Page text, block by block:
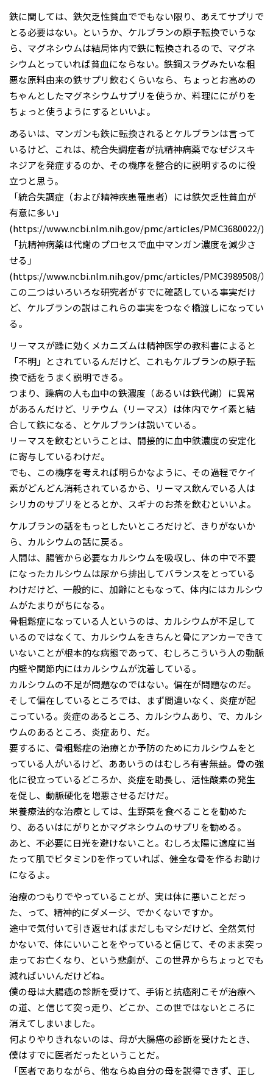
鉄に関しては、鉄欠乏性貧血ででもない限り、あえてサプリで
とる必要はない。というか、ケルブランの原子転換でいうな
ら、マグネシウムは結局体内で鉄に転換されるので、マグネ
シウムとっていれば貧血にならない。鉄鋼スラグみたいな粗
悪な原料由来の鉄サプリ飲むくらいなら、ちょっとお高めの
ちゃんとしたマグネシウムサプリを使うか、料理ににがりを
ちょっと使うようにするといいよ。
あるいは、マンガンも鉄に転換されるとケルブランは言って
いるけど、これは、統合失調症者が抗精神病薬でなぜジスキ
ネジアを発症するのか、その機序を整合的に説明するのに役
立つと思う。
「統合失調症（および精神疾患罹患者）には鉄欠乏性貧血が
有意に多い」
(https://www.ncbi.nlm.nih.gov/pmc/articles/PMC3680022/)
「抗精神病薬は代謝のプロセスで血中マンガン濃度を減少さ
せる」
(https://www.ncbi.nlm.nih.gov/pmc/articles/PMC3989508/）
この二つはいろいろな研究者がすでに確認している事実だけ
ど、ケルブランの説はこれらの事実をつなぐ橋渡しになってい
る。
リーマスが躁に効くメカニズムは精神医学の教科書によると
「不明」とされているんだけど、これもケルブランの原子転
換で話をうまく説明できる。
つまり、躁病の人も血中の鉄濃度（あるいは鉄代謝）に異常
があるんだけど、リチウム（リーマス）は体内でケイ素と結
合して鉄になる、とケルブランは説いている。
リーマスを飲むということは、間接的に血中鉄濃度の安定化
に寄与しているわけだ。
でも、この機序を考えれば明らかなように、その過程でケイ
素がどんどん消耗されているから、リーマス飲んでいる人は
シリカのサプリをとるとか、スギナのお茶を飲むといいよ。
ケルブランの話をもっとしたいところだけど、きりがないか
ら、カルシウムの話に戻る。
人間は、腸管から必要なカルシウムを吸収し、体の中で不要
になったカルシウムは尿から排出してバランスをとっている
わけだけど、一般的に、加齢にともなって、体内にはカルシウ
ムがたまりがちになる。
骨粗鬆症になっている人というのは、カルシウムが不足して
いるのではなくて、カルシウムをきちんと骨にアンカーできて
いないことが根本的な病態であって、むしろこういう人の動脈
内壁や関節内にはカルシウムが沈着している。
カルシウムの不足が問題なのではない。偏在が問題なのだ。
そして偏在しているところでは、まず間違いなく、炎症が起
こっている。炎症のあるところ、カルシウムあり、で、カルシ
ウムのあるところ、炎症あり、だ。
要するに、骨粗鬆症の治療とか予防のためにカルシウムをと
っている人がいるけど、ああいうのはむしろ有害無益。骨の強
化に役立っているどころか、炎症を助長し、活性酸素の発生
を促し、動脈硬化を増悪させるだけだ。
栄養療法的な治療としては、生野菜を食べることを勧めた
り、あるいはにがりとかマグネシウムのサプリを勧める。
あと、不必要に日光を避けないこと。むしろ太陽に適度に当
たって肌でビタミンDを作っていれば、健全な骨を作るお助け
になるよ。
治療のつもりでやっていることが、実は体に悪いことだっ
た、って、精神的にダメージ、でかくないですか。
途中で気付いて引き返せればまだしもマシだけど、全然気付
かないで、体にいいことをやっていると信じて、そのまま突っ
走ってお亡くなり、という悲劇が、この世界からちょっとでも
減ればいいんだけどね。
僕の母は大腸癌の診断を受けて、手術と抗癌剤こそが治療へ
の道、と信じて突っ走り、どこか、この世ではないところに
消えてしまいました。
何よりやりきれないのは、母が大腸癌の診断を受けたとき、
僕はすでに医者だったということだ。
「医者でありながら、他ならぬ自分の母を説得できず、正し